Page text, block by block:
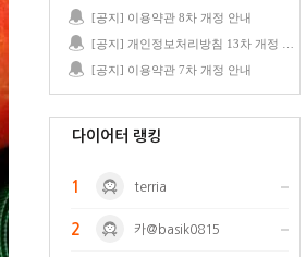
[공지] 이용약관 8차 개정 안내
[공지] 이용약관 7차 개정 안내
다이어터 랭킹
1 terria
2 카@basik0815